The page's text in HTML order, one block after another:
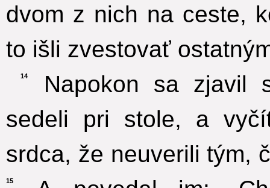
dvom z nich na ceste,
to išli zvestovať
14
Napokon sa zjavil
sedeli pri stole, a
srdca, že neuverili tým,
15